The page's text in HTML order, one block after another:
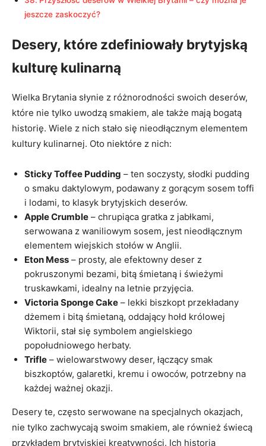
jeszcze zaskoczyć?
Desery, które zdefiniowały brytyjską
kulturę kulinarną
Wielka Brytania słynie z różnorodności swoich deserów,
które nie tylko uwodzą smakiem, ale także mają bogatą
historię. Wiele z nich stało się nieodłącznym elementem
kultury kulinarnej. Oto niektóre z nich:
Sticky Toffee Pudding – ten soczysty, słodki pudding
o smaku daktylowym, podawany z gorącym sosem toffi
i lodami, to klasyk brytyjskich deserów.
Apple Crumble – chrupiąca gratka z jabłkami,
serwowana z waniliowym sosem, jest nieodłącznym
elementem wiejskich stołów w Anglii.
Eton Mess – prosty, ale efektowny deser z
pokruszonymi bezami, bitą śmietaną i świeżymi
truskawkami, idealny na letnie przyjęcia.
Victoria Sponge Cake – lekki biszkopt przekładany
dżemem i bitą śmietaną, oddający hołd królowej
Wiktorii, stał się symbolem angielskiego
popołudniowego herbaty.
Trifle – wielowarstwowy deser, łączący smak
biszkoptów, galaretki, kremu i owoców, potrzebny na
każdej ważnej okazji.
Desery te, często serwowane na specjalnych okazjach,
nie tylko zachwycają swoim smakiem, ale również świecą
przykładem brytyjskiej kreatywności. Ich historia